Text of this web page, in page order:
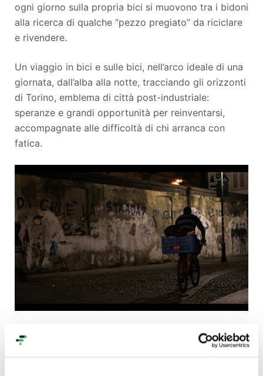
ogni giorno sulla propria bici si muovono tra i bidoni
alla ricerca di qualche “pezzo pregiato” da riciclare
e rivendere.
Un viaggio in bici e sulle bici, nell’arco ideale di una
giornata, dall’alba alla notte, tracciando gli orizzonti
di Torino, emblema di città post-industriale:
speranze e grandi opportunità per reinventarsi,
accompagnate alle difficoltà di chi arranca con
fatica.
E una domanda da lasciare a tutti noi: in un periodo
di profonda crisi come quello che attraversiamo, la